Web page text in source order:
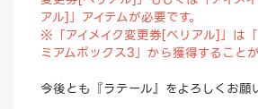
アル]」アイテムが必要です。
※「アイメイク変更券[ベリアル]」は
ミアムボックス3」から獲得すること
今後とも『ラテール』をよろしくお願